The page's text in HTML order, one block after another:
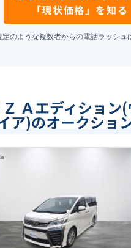
「現状価格」を知る
のような複数者からの電話ラッシュ
Ａエディション
ア)のオークショ